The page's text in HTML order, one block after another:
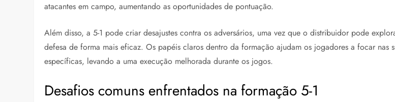
atacantes em campo, aumentando as oportunidades de pontuação.
Além disso, a 5-1 pode criar desajustes contra os adversários, uma vez que o distribuidor pode
defesa de forma mais eficaz. Os papéis claros dentro da formação ajudam os jogadores a focar nas
específicas, levando a uma execução melhorada durante os jogos.
Desafios comuns enfrentados na formação 5-1